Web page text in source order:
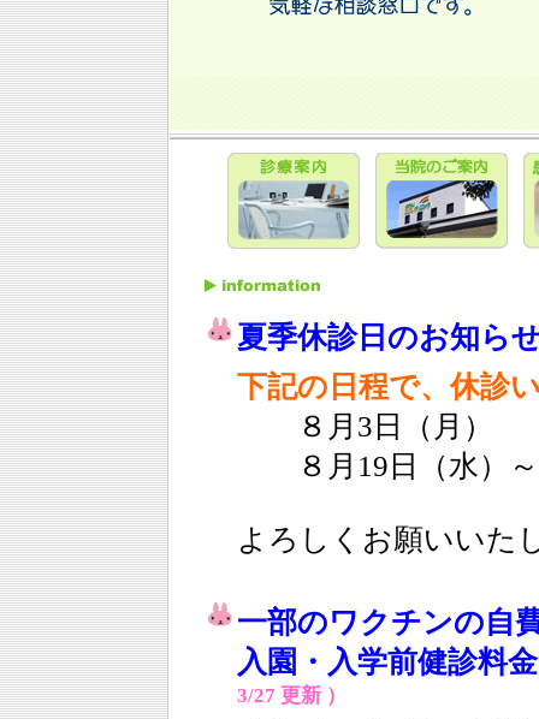
夏季休診日のお知
下記の日程で、休診
８月3日（月）
８月19日（水）～
よろしくお願いいた
一部のワクチンの自
入園・入学前健診
3/27 更新 ）